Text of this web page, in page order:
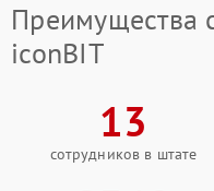
Преимущества
iconBIT
13
сотрудников в штате